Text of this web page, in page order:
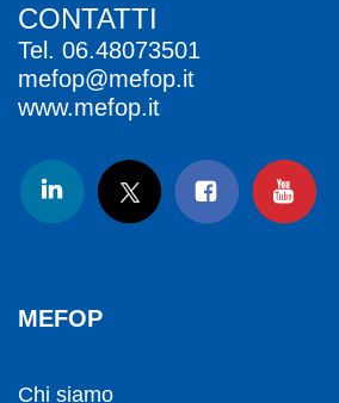
CONTATTI
Tel. 06.48073501
mefop@mefop.it
www.mefop.it
MEFOP
Chi siamo